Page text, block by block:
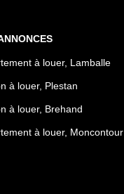
à louer, Lamballe
à louer, Plestan
à louer, Brehand
à louer, Moncontour